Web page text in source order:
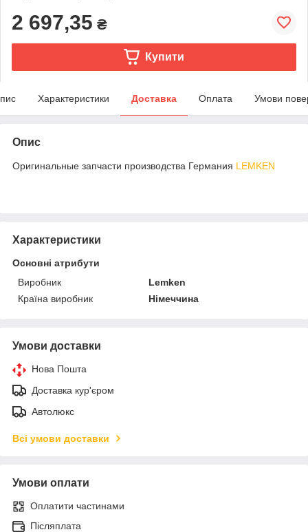
2 697,35 ₴
Купити
Характеристики Доставка Оплата Умови
Опис
Оригинальные запчасти производства Германия LEMKEN
Характеристики
Основні атрибути
Виробник
Lemken
Країна виробник
Німеччина
Умови доставки
Нова Пошта
Доставка кур'єром
Автолюкс
Всі умови доставки
Умови оплати
Оплатити частинами
Післяплата